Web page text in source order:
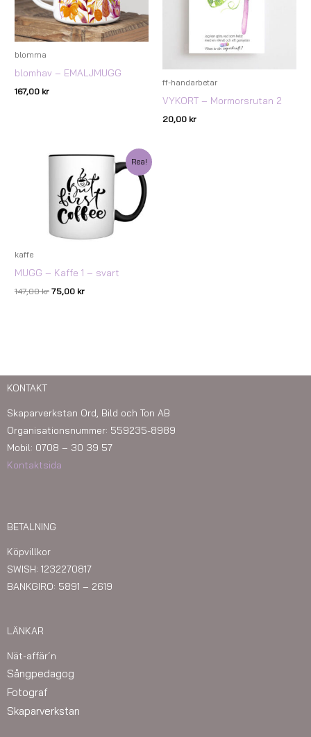
blomma
blomhav – EMALJMUGG
167,00 kr
ff-handarbetar
VYKORT – Mormorsrutan 2
20,00 kr
Rea!
kaffe
MUGG – Kaffe 1 – svart
147,00kr
Det
ursprungliga
priset
var:
147,00 kr.
75,00 kr
Det
nuvarande
priset
är:
75,00 kr.
KONTAKT
Skaparverkstan Ord, Bild och Ton AB
Organisationsnummer: 559235-8989
Mobil: 0708 – 30 39 57
Kontaktsida
BETALNING
Köpvillkor
SWISH: 1232270817
BANKGIRO: 5891 – 2619
LÄNKAR
Nät-affär´n
Sångpedagog
Fotograf
Skaparverkstan